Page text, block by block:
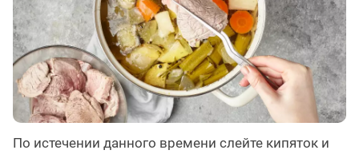
По истечении данного времени слейте кипяток и